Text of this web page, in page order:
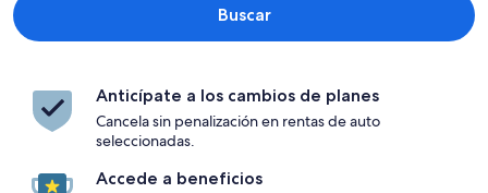
Buscar
Anticípate a los cambios de planes
Cancela sin penalización en rentas de auto
seleccionadas.
Accede a beneficios